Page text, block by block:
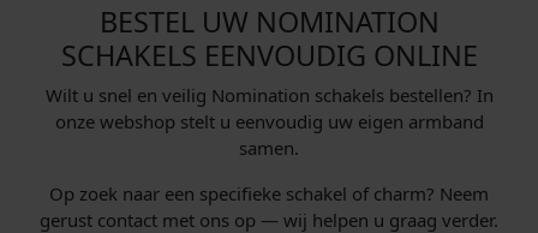
BESTEL UW NOMINATION
SCHAKELS EENVOUDIG ONLINE
Wilt u snel en veilig Nomination schakels bestellen? In
onze webshop stelt u eenvoudig uw eigen armband
samen.
Op zoek naar een specifieke schakel of charm? Neem
gerust contact met ons op — wij helpen u graag verder.